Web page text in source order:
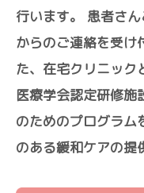
行います。 患者さ
からのご連絡を受け
た、在宅クリニック
医療学会認定研修施
のためのプログラム
のある緩和ケアの提